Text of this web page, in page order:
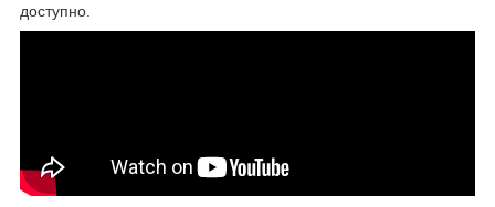
доступно.